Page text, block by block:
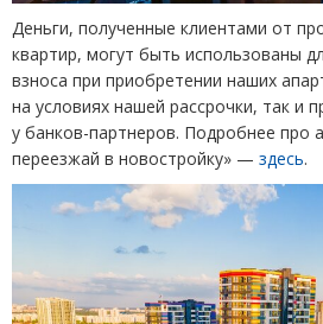
Деньги, полученные клиентами от
квартир, могут быть использованы
взноса при приобретении наших
на условиях нашей рассрочки, так и
у банков-партнеров. Подробнее про
переезжай в новостройку» — здесь.